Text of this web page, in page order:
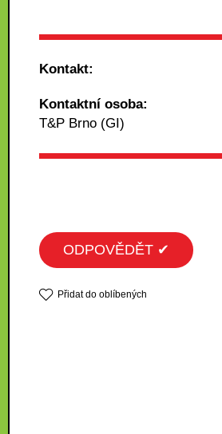
Kontakt:
Kontaktní osoba:
T&P Brno (GI)
ODPOVĚDĚT ✔
Přidat do oblíbených